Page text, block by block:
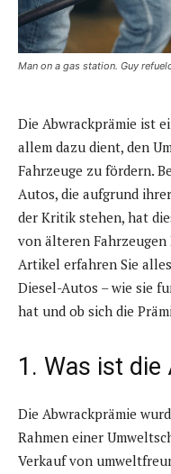
Man on a gas station. Guy
Die Abwrackprämie ist
allem dazu dient, den
Fahrzeuge zu fördern.
Autos, die aufgrund
der Kritik stehen, hat
von älteren Fahrzeugen
Artikel erfahren Sie
Diesel-Autos – wie sie
hat und ob sich die
1. Was ist die
Die Abwrackprämie
Rahmen einer
Verkauf von